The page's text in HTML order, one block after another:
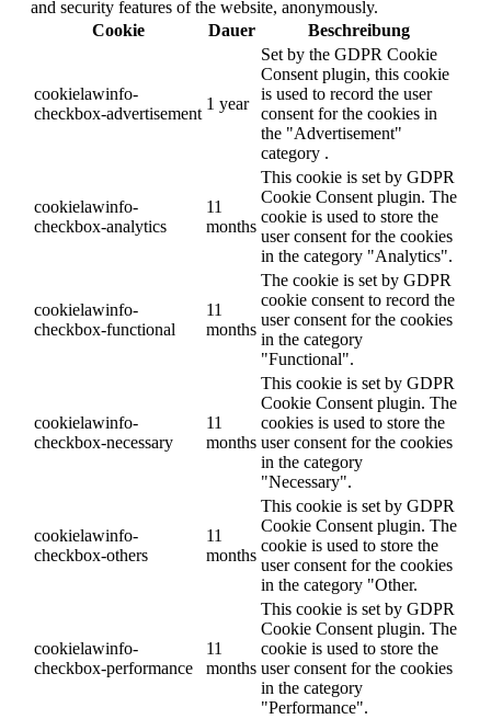
and security features of the website, anonymously.
Cookie
Dauer Beschreibung
cookielawinfo-
checkbox-advertisement
1 year
Set by the GDPR Cookie
Consent plugin, this cookie
is used to record the user
consent for the cookies in
the "Advertisement"
category .
cookielawinfo-
checkbox-analytics
11
months
This cookie is set by GDPR
Cookie Consent plugin. The
cookie is used to store the
user consent for the cookies
in the category "Analytics".
cookielawinfo-
checkbox-functional
11
months
The cookie is set by GDPR
cookie consent to record the
user consent for the cookies
in the category
"Functional".
cookielawinfo-
checkbox-necessary
11
months
This cookie is set by GDPR
Cookie Consent plugin. The
cookies is used to store the
user consent for the cookies
in the category
"Necessary".
cookielawinfo-
checkbox-others
11
months
This cookie is set by GDPR
Cookie Consent plugin. The
cookie is used to store the
user consent for the cookies
in the category "Other.
cookielawinfo-
checkbox-performance
11
months
This cookie is set by GDPR
Cookie Consent plugin. The
cookie is used to store the
user consent for the cookies
in the category
"Performance".